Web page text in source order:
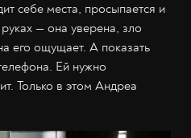
себе места, просыпается и
— она уверена, зло
его ощущает. А показать
Ей нужно
Только в этом Андреа